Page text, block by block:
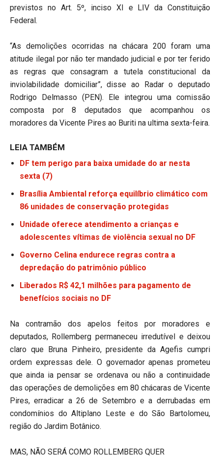
previstos no Art. 5º, inciso XI e LIV da Constituição
Federal.
“As demolições ocorridas na chácara 200 foram uma
atitude ilegal por não ter mandado judicial e por ter ferido
as regras que consagram a tutela constitucional da
inviolabilidade domiciliar”, disse ao Radar o deputado
Rodrigo Delmasso (PEN). Ele integrou uma comissão
composta por 8 deputados que acompanhou os
moradores da Vicente Pires ao Buriti na ultima sexta-feira.
LEIA TAMBÉM
DF tem perigo para baixa umidade do ar nesta
sexta (7)
Brasília Ambiental reforça equilíbrio climático com
86 unidades de conservação protegidas
Unidade oferece atendimento a crianças e
adolescentes vítimas de violência sexual no DF
Governo Celina endurece regras contra a
depredação do patrimônio público
Liberados R$ 42,1 milhões para pagamento de
benefícios sociais no DF
Na contramão dos apelos feitos por moradores e
deputados, Rollemberg permaneceu irredutível e deixou
claro que Bruna Pinheiro, presidente da Agefis cumpri
ordem expressas dele. O governador apenas prometeu
que ainda ia pensar se ordenava ou não a continuidade
das operações de demolições em 80 chácaras de Vicente
Pires, erradicar a 26 de Setembro e a derrubadas em
condomínios do Altiplano Leste e do São Bartolomeu,
região do Jardim Botânico.
MAS, NÃO SERÁ COMO ROLLEMBERG QUER